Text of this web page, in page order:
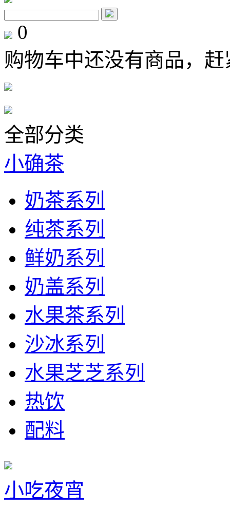
0
购物车中还没有商品，
全部分类
小确茶
奶茶系列
纯茶系列
鲜奶系列
奶盖系列
水果茶系列
沙冰系列
水果芝芝系列
热饮
配料
小吃夜宵